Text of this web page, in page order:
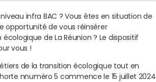
infra BAC ? Vous êtes en situation de
opportunité de vous réinsérer
de La Réunion ? Le dispositif
vous !
de la transition écologique tout en
nnuméro 5 commence le 15 juillet 2024